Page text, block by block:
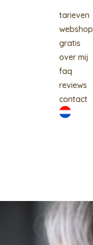
tarieven
webshop
gratis
over mij
faq
reviews
contact